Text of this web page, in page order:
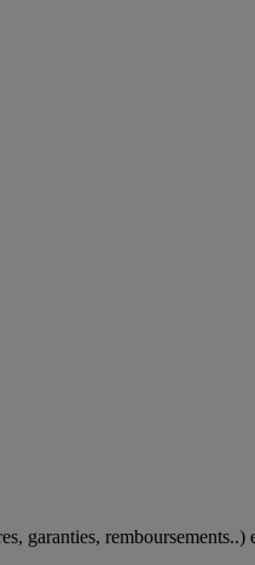
garanties, remboursements..)